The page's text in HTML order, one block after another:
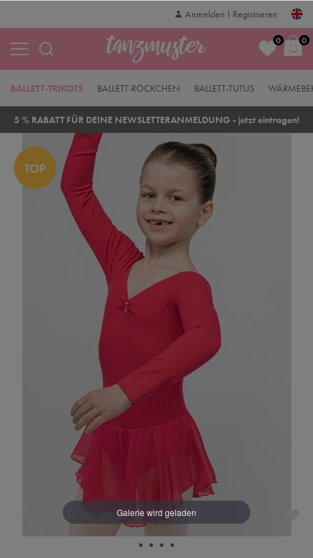
Anmelden Registrieren
0 0
BALLETT-RÖCKCHEN
BALLETT-TRIKOTS BALLETT-TUTUS
5 % RABATT FÜR DEINE NEWSLETTERANMELDUNG - jetzt eintragen!
TOP